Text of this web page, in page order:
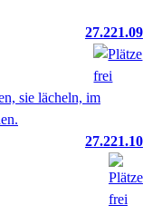
27.221.09
27.221.10